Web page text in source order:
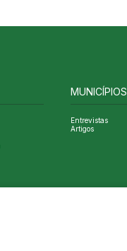
MUNICÍPIOS
Entrevistas
Artigos